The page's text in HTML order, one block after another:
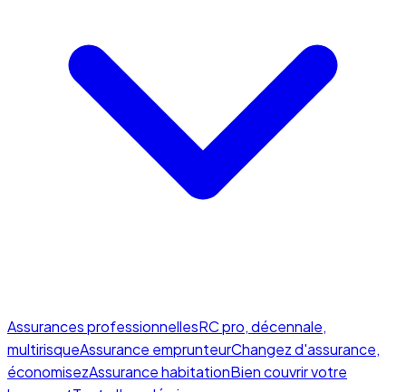
Assurances professionnellesRC pro, décennale,
multirisqueAssurance emprunteurChangez d'assurance,
économisezAssurance habitationBien couvrir votre